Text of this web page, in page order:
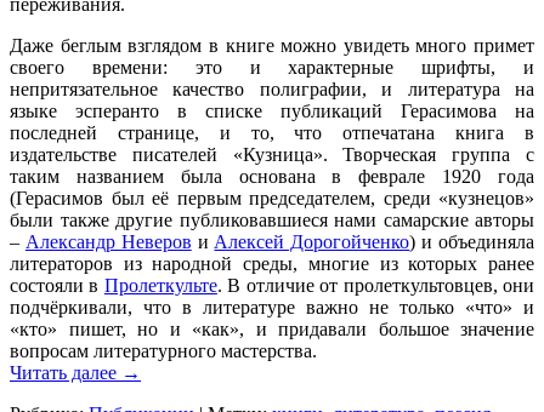
Даже беглым взглядом в книге можно увидеть много примет
своего времени: это и характерные шрифты, и
непритязательное качество полиграфии, и литература на
языке эсперанто в списке публикаций Герасимова на
последней странице, и то, что отпечатана книга в
издательстве писателей «Кузница». Творческая группа с
таким названием была основана в феврале 1920 года
(Герасимов был её первым председателем, среди «кузнецов»
были также другие публиковавшиеся нами самарские авторы
– Александр Неверов и Алексей Дорогойченко) и объединяла
литераторов из народной среды, многие из которых ранее
состояли в Пролеткульте. В отличие от пролеткультовцев, они
подчёркивали, что в литературе важно не только «что» и
«кто» пишет, но и «как», и придавали большое значение
вопросам литературного мастерства.
Читать далее →